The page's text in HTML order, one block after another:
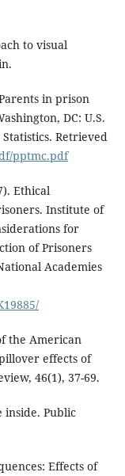
to visual
in prison
DC: U.S.
Retrieved
pptmc.pdf
Ethical
Institute of
for
of Prisoners
Academies
the American
effects of
46(1), 37-69.
inside. Public
Effects of